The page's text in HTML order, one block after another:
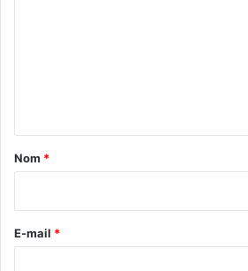
a
e
Nom *
E-mail *